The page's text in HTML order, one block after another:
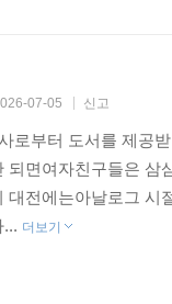
07-05 신고
로부터 도서를 제공
되면여자친구들은 삼
대전에는아날로그 시
... 더보기